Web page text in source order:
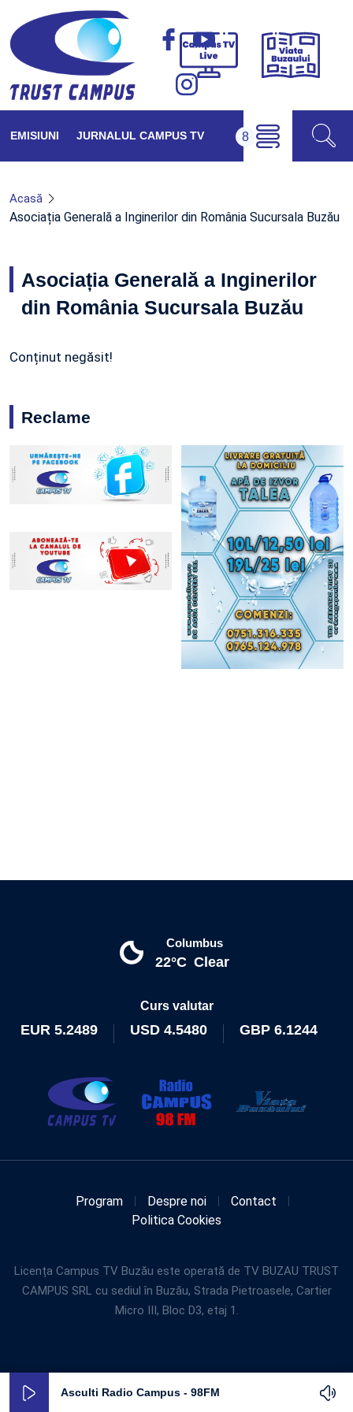
Campus
Viața
EMISIUNI JURNALUL CAMPUS TV
Acasă
Asociația Generală a Inginerilor din România Sucursala Buzău
Asociația Generală a Inginerilor
din România Sucursala Buzău
Conținut negăsit!
Reclame
Columbus
22°C Clear
Curs valutar
EUR 5.2489 USD 4.5480 GBP 6.1244
Program Despre noi
Contact
Politica Cookies
Licența Campus TV Buzău este operată de TV BUZAU TRUST
CAMPUS SRL cu sediul în Buzău, Strada Pietroasele, Cartier
Micro III, Bloc D3, etaj 1.
Asculti Radio Campus - 98FM